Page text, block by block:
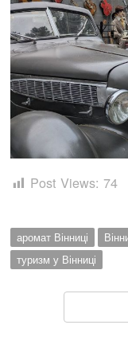
Post Views: 74
аромат Вінниці
туризм у Вінниці